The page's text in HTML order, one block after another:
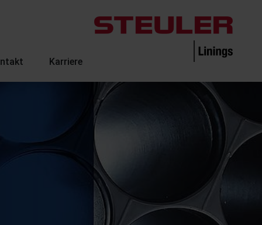
Karriere